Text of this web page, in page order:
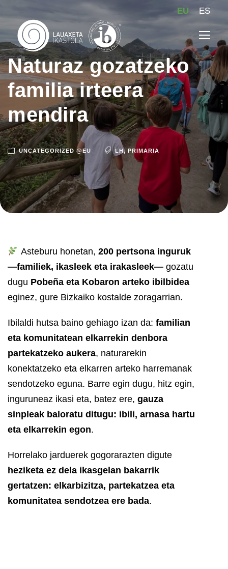
EU ES
Naturaz gozatzeko
familia irteera
mendira
UNCATEGORIZED @EU LH, PRIMARIA
Asteburu honetan, 200 pertsona inguruk
—familiek, ikasleek eta irakasleek— gozatu
dugu Pobeña eta Kobaron arteko ibilbidea
eginez, gure Bizkaiko kostalde zoragarrian.
Ibilaldi hutsa baino gehiago izan da: familian
eta komunitatean elkarrekin denbora
partekatzeko aukera, naturarekin
konektatzeko eta elkarren arteko harremanak
sendotzeko eguna. Barre egin dugu, hitz egin,
inguruneaz ikasi eta, batez ere, gauza
sinpleak baloratu ditugu: ibili, arnasa hartu
eta elkarrekin egon.
Horrelako jarduerek gogorarazten digute
heziketa ez dela ikasgelan bakarrik
gertatzen: elkarbizitza, partekatzea eta
komunitatea sendotzea ere bada.